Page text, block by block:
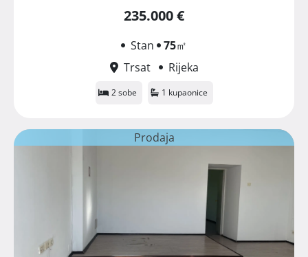
235.000 €
Stan 75㎡
Trsat
Rijeka
2 sobe 1 kupaonice
Prodaja